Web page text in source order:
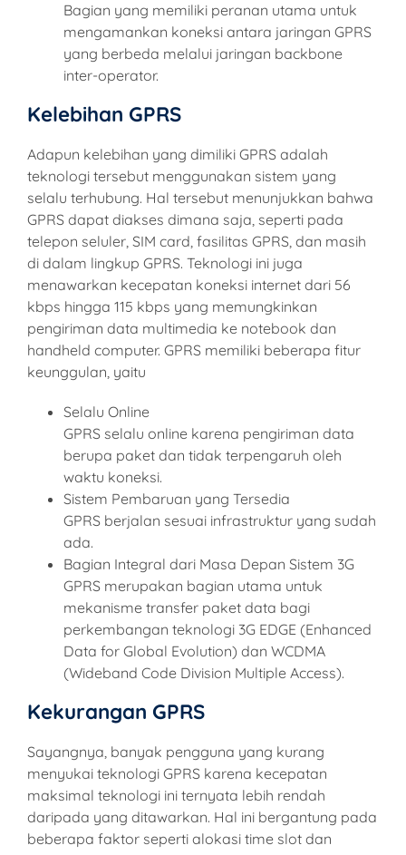
Bagian yang memiliki peranan utama untuk
mengamankan koneksi antara jaringan GPRS
yang berbeda melalui jaringan backbone
inter-operator.
Kelebihan GPRS
Adapun kelebihan yang dimiliki GPRS adalah
teknologi tersebut menggunakan sistem yang
selalu terhubung. Hal tersebut menunjukkan bahwa
GPRS dapat diakses dimana saja, seperti pada
telepon seluler, SIM card, fasilitas GPRS, dan masih
di dalam lingkup GPRS. Teknologi ini juga
menawarkan kecepatan koneksi internet dari 56
kbps hingga 115 kbps yang memungkinkan
pengiriman data multimedia ke notebook dan
handheld computer. GPRS memiliki beberapa fitur
keunggulan, yaitu
Selalu Online
GPRS selalu online karena pengiriman data
berupa paket dan tidak terpengaruh oleh
waktu koneksi.
Sistem Pembaruan yang Tersedia
GPRS berjalan sesuai infrastruktur yang sudah
ada.
Bagian Integral dari Masa Depan Sistem 3G
GPRS merupakan bagian utama untuk
mekanisme transfer paket data bagi
perkembangan teknologi 3G EDGE (Enhanced
Data for Global Evolution) dan WCDMA
(Wideband Code Division Multiple Access).
Kekurangan GPRS
Sayangnya, banyak pengguna yang kurang
menyukai teknologi GPRS karena kecepatan
maksimal teknologi ini ternyata lebih rendah
daripada yang ditawarkan. Hal ini bergantung pada
beberapa faktor seperti alokasi time slot dan